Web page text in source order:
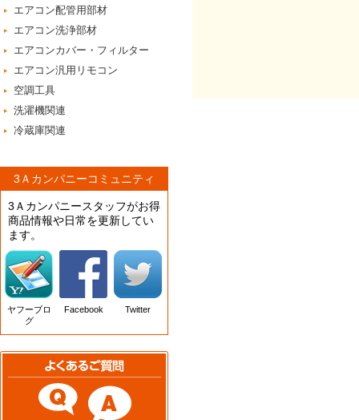
エアコン配管用部材
エアコン洗浄部材
エアコンカバー・フィルター
エアコン汎用リモコン
空調工具
洗濯機関連
冷蔵庫関連
3Ａカンパニーコミュニティ
3Ａカンパニースタッフがお得
商品情報や日常を更新してい
ます。
ヤフーブロ
グ
Facebook Twitter